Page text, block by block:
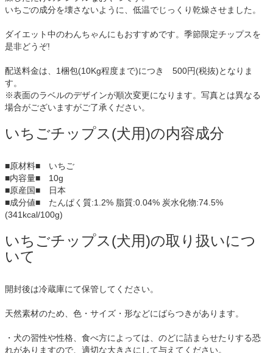
いちごの成分を壊さないように、低温でじっくり乾燥させました。
ダイエット中のわんちゃんにもおすすめです。季節限定チップスを
是非どうぞ!
配送料金は、1梱包(10Kg程度まで)につき 500円(税抜)となりま
す。
※表面のラベルのデザインが順次変更になります。写真とは異なる
場合がございますがご了承ください。
いちごチップス(犬用)の内容成分
■原材料■ いちご
■内容量■ 10g
■原産国■ 日本
■成分値■ たんぱく質:1.2% 脂質:0.04% 炭水化物:74.5%
(341kcal/100g)
いちごチップス(犬用)の取り扱いにつ
いて
開封後は冷蔵庫にて保管してください。
天然素材のため、色・サイズ・形などにばらつきがあります。
・犬の習性や性格、食べ方によっては、のどに詰まらせたりする恐
れがありますので、適切な大きさにして与えてください。